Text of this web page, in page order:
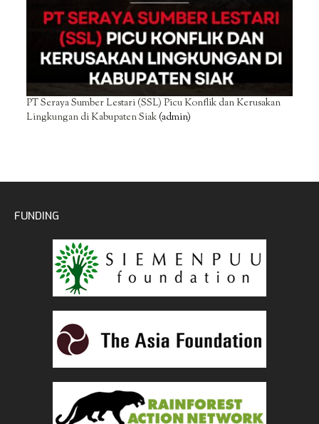
PT Seraya Sumber Lestari (SSL) Picu Konflik dan Kerusakan
Lingkungan di Kabupaten Siak(admin)
FUNDING